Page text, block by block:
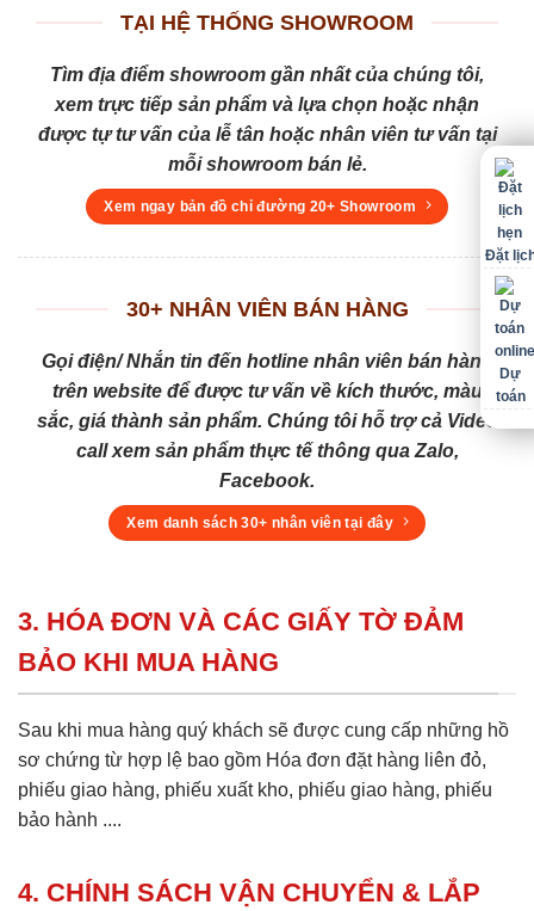
TẠI HỆ THỐNG SHOWROOM
Tìm địa điểm showroom gần nhất của chúng tôi,
xem trực tiếp sản phẩm và lựa chọn hoặc nhận
được tự tư vấn của lễ tân hoặc nhân viên tư vấn tại
mỗi showroom bán lẻ.
Xem ngay bản đồ chỉ đường 20+ Showroom
30+ NHÂN VIÊN BÁN HÀNG
Gọi điện/ Nhắn tin đến hotline nhân viên bán hàng
trên website để được tư vấn về kích thước, màu
sắc, giá thành sản phẩm. Chúng tôi hỗ trợ cả Video
call xem sản phẩm thực tế thông qua Zalo,
Facebook.
Xem danh sách 30+ nhân viên tại đây
3. HÓA ĐƠN VÀ CÁC GIẤY TỜ ĐẢM
BẢO KHI MUA HÀNG
Sau khi mua hàng quý khách sẽ được cung cấp những hồ
sơ chứng từ hợp lệ bao gồm Hóa đơn đặt hàng liên đỏ,
phiếu giao hàng, phiếu xuất kho, phiếu giao hàng, phiếu
bảo hành ....
4. CHÍNH SÁCH VẬN CHUYỂN & LẮP
Đặt
Dự
toán